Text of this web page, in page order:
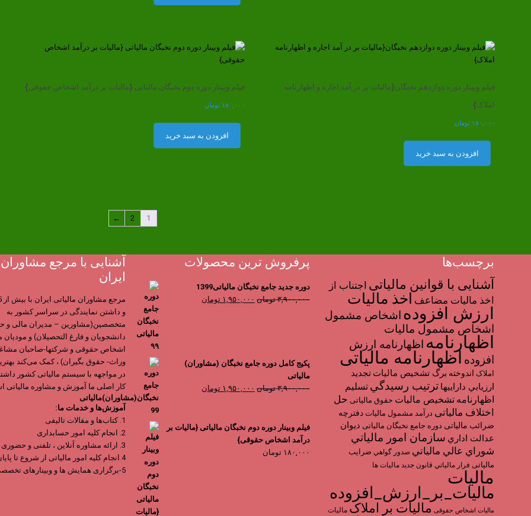
فیلم وبینار دوره دوازدهم نخبگان{مالیات بر در آمد اجاره و اظهارنامه
املاک}
۱۸۰,۰۰۰ تومان
افزودن به سبد خرید
فیلم وبینار دوره دوم نخبگان مالیاتی {مالیات بر درآمد اشخاص حقوقی}
۱۸۰,۰۰۰ تومان
افزودن به سبد خرید
1
2
←
آشنایی با مرجع مشاوران
ایران
و داشتن نمایندگی در سراسر کشور به
متخصصین(مشاورین – مدیران مالی و
دانشجویان و فارغ التحصیلان) و مودیان
اشخاص حقوقی و شرکتها-صاحبان
وراث- حقوق بگیران) ، کمک می‌کند
در مواجهه با سیستم مالیاتی کشور
کار اصلی ما آموزش و مشاوره مالیاتی
آموزش‌ها و خدمات ما:
1. کتاب‌ها و مقالات تالیفی
2. انجام کلیه امور حسابداری
3. ارائه مشاوره آنلاین ، تلفنی و حضوری
4.انجام کلیه امور مالیاتی از شروع تا پایان
5-برگزاری همایش ها و وبینارهای تخصصی
پرفروش ترین محصولات
دوره جدید جامع نخبگان مالیاتی1399
۳,۹۰۰,۰۰۰ تومان قیمت
۱,۹۵۰,۰۰۰ تومان
۱,۹۵۰,۰۰۰ تومان
پکیج کامل دوره جامع نخبگان (مشاوران)
مالیاتی
۳,۹۰۰,۰۰۰ تومان قیمت
بود.
۱,۹۵۰,۰۰۰ تومان
۱,۹۵۰,۰۰۰ تومان
است.
فیلم وبینار دوره دوم نخبگان مالیاتی {مالیات بر
درآمد اشخاص حقوقی}
۱۸۰,۰۰۰ تومان
برچسب‌ها
آشنایی با قوانین مالیاتی اجتناب از
اخذ ماليات مضاعف اخذ مالیات
ارزش افزوده اشخاص مشمول
اشخاص مشمول ماليات
اظهارنامه اظهارنامه ارزش
افزوده اظهارنامه مالیاتی
املاک اندوخته برگ تشخیص مالیات تجديد
ارزيابي دارايي­ها ترتیب رسيدگي تسليم
اظهارنامه تشخیص مالیات حقوق مالیاتی حل
اختلاف مالیاتی درآمد مشمول ماليات دفترچه
ضرائب مالیاتی دوره جامع نخبگان مالیاتی ديوان
عدالت اداري سازمان امور مالياتي
شوراي عالي مالياتي صدور گواهي ضرایب
مالیاتی فرار مالياتي قانون جدید مالیات ها
مالیات
مالیات_بر_ارزش_افزوده
مالیات اشخاص حقوقی مالیات بر املاک مالیات